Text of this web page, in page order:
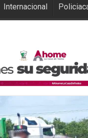
Internacional